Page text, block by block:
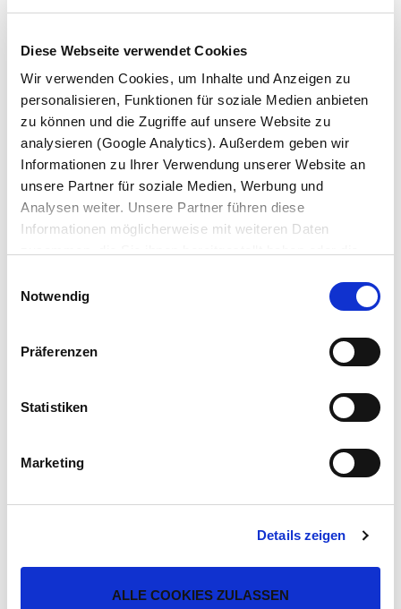
Diese Webseite verwendet Cookies
Wir verwenden Cookies, um Inhalte und Anzeigen zu
personalisieren, Funktionen für soziale Medien anbieten
zu können und die Zugriffe auf unsere Website zu
analysieren (Google Analytics). Außerdem geben wir
Informationen zu Ihrer Verwendung unserer Website an
unsere Partner für soziale Medien, Werbung und
Analysen weiter. Unsere Partner führen diese
Informationen möglicherweise mit weiteren Daten
haben. Wir setzen im Rahmen des Trackings auch
abweichenden Datenschutzbestimmungen ein, wodurch
das Risiko von behördlichen Zugriffen bzw. von
Datenschutzerklärung
Notwendig
Präferenzen
Statistiken
Marketing
Details zeigen
ALLE COOKIES ZULASSEN
WERLTE
Ponyvás félpótkocsik és konténeres alvázak
TUDJON MEG TÖBBET
HERZLAKE
Szárazáru-szállító doboz